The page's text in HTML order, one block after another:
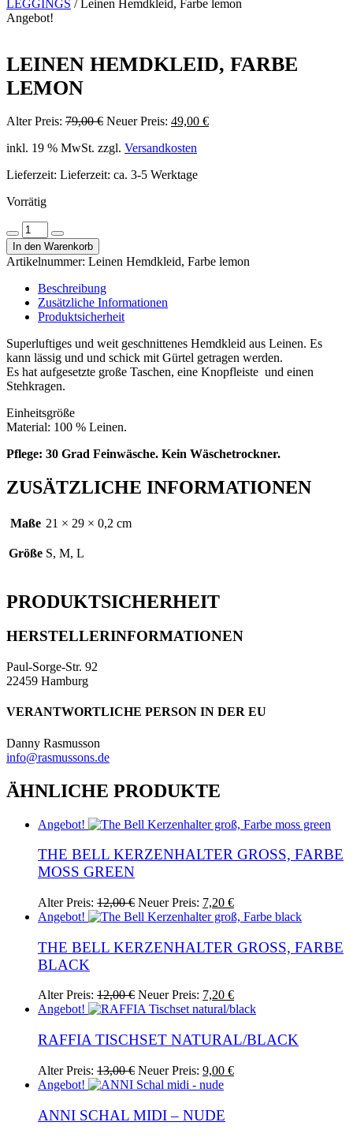
LEGGINGS / Leinen Hemdkleid, Farbe lemon
Angebot!
LEINEN HEMDKLEID, FARBE
LEMON
Alter Preis: 79,00€ Ursprünglicher
war:
Neuer Preis: 49,00 €Aktueller
inkl. 19 % MwSt. zzgl. Versandkosten
Lieferzeit: Lieferzeit: ca. 3-5 Werktage
Vorrätig
Menge
verringern
Leinen
Hemdkleid,
Farbe
lemon
Menge
Menge
erhöhen
In den Warenkorb
Artikelnummer: Leinen Hemdkleid, Farbe lemon
Beschreibung
Zusätzliche Informationen
Produktsicherheit
Superluftiges und weit geschnittenes Hemdkleid aus Leinen. Es
kann lässig und und schick mit Gürtel getragen werden.
Es hat aufgesetzte große Taschen, eine Knopfleiste und einen
Stehkragen.
Einheitsgröße
Material: 100 % Leinen.
Pflege: 30 Grad Feinwäsche. Kein Wäschetrockner.
ZUSÄTZLICHE INFORMATIONEN
Maße 21 × 29 × 0,2 cm
Größe S, M, L
PRODUKTSICHERHEIT
HERSTELLERINFORMATIONEN
Paul-Sorge-Str. 92
22459 Hamburg
VERANTWORTLICHE PERSON IN DER EU
Danny Rasmusson
info@rasmussons.de
ÄHNLICHE PRODUKTE
Angebot!
THE BELL KERZENHALTER GROSS, FARBE M
OSS GREEN
Alter Preis: 12,00€ Ursprünglicher
Preis
12,00 €
Neuer Preis: 7,20 €Aktueller
Preis
7,20 €.
Angebot!
THE BELL KERZENHALTER GROSS, FARBE B
LACK
Alter Preis: 12,00€ Ursprünglicher
Preis
12,00 €
Neuer Preis: 7,20 €Aktueller
Preis
7,20 €.
Angebot!
RAFFIA TISCHSET NATURAL/BLACK
Alter Preis: 13,00€ Ursprünglicher
Preis
13,00 €
Neuer Preis: 9,00 €Aktueller
Angebot!
ANNI SCHAL MIDI – NUDE